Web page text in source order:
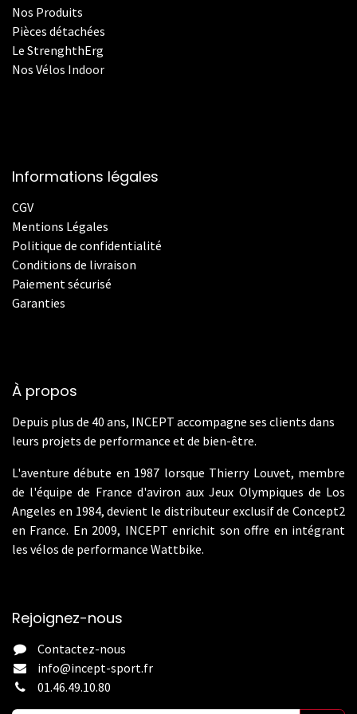
Nos Produits
Pièces détachées
Le StrenghthErg
Nos Vélos Indoor
Informations légales
CGV
Mentions Légales
Politique de confidentialité
Conditions de livraison
Paiement sécurisé
Garanties
À propos
Depuis plus de 40 ans, INCEPT accompagne ses clients dans
leurs projets de performance et de bien-être.
L'aventure débute en 1987 lorsque Thierry Louvet, membre
de l'équipe de France d'aviron aux Jeux Olympiques de Los
Angeles en 1984, devient le distributeur exclusif de Concept2
en France. En 2009, INCEPT enrichit son offre en intégrant
les vélos de performance Wattbike.
Rejoignez-nous
Contactez-nous
info@incept-sport.fr
01.46.49.10.80